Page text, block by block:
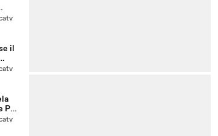
il
PD
a